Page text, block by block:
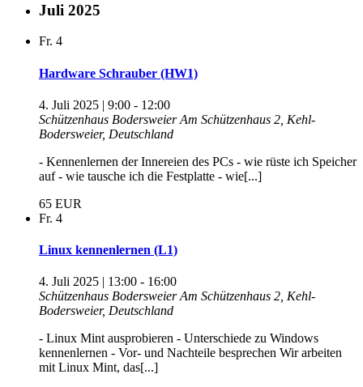
Juli 2025
Fr. 4
Hardware Schrauber (HW1)
4. Juli 2025 | 9:00 - 12:00
Schützenhaus BodersweierAm Schützenhaus 2, Kehl-
Bodersweier, Deutschland
- Kennenlernen der Innereien des PCs - wie rüste ich Speicher
auf - wie tausche ich die Festplatte - wie[...]
65 EUR
Fr. 4
Linux kennenlernen (L1)
4. Juli 2025 | 13:00 - 16:00
Schützenhaus BodersweierAm Schützenhaus 2, Kehl-
Bodersweier, Deutschland
- Linux Mint ausprobieren - Unterschiede zu Windows
kennenlernen - Vor- und Nachteile besprechen Wir arbeiten
mit Linux Mint, das[...]